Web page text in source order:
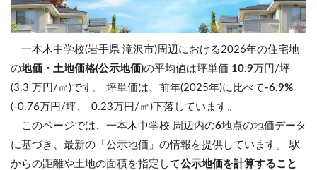
一本木中学校(岩手県 滝沢市)周辺における2026年の住宅地
の地価・土地価格(公示地価)の平均値は坪単価 10.9万円/坪
(3.3 万円/㎡)です。 坪単価は、前年(2025年)に比べて-6.9%
(-0.76万円/坪、-0.23万円/㎡)下落しています。
このページでは、一本木中学校 周辺内の6地点の地価データ
に基づき、最新の「公示地価」の情報を提供しています。 駅
からの距離や土地の面積を指定して公示地価を計算すること